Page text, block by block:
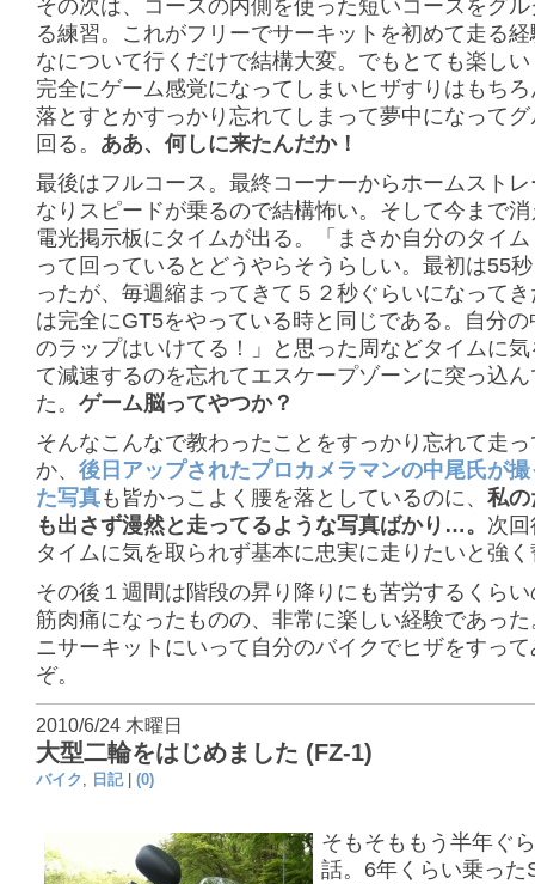
その次は、コースの内側を使った短いコースをグ
る練習。これがフリーでサーキットを初めて走る
なについて行くだけで結構大変。でもとても楽し
完全にゲーム感覚になってしまいヒザすりはもち
落とすとかすっかり忘れてしまって夢中になって
回る。 ああ、何しに来たんだか！
最後はフルコース。最終コーナーからホームスト
なりスピードが乗るので結構怖い。そして今まで
電光掲示板にタイムが出る。「まさか自分のタイ
って回っているとどうやらそうらしい。最初は55
ったが、毎週縮まってきて５２秒ぐらいになって
は完全にGT5をやっている時と同じである。自分の
のラップはいけてる！」と思った周などタイムに
て減速するのを忘れてエスケープゾーンに突っ込
た。 ゲーム脳ってやつか？
そんなこんなで教わったことをすっかり忘れて走
か、 後日アップされたプロカメラマンの中尾氏が
た写真も皆かっこよく腰を落としているのに、 私の
も出さず漫然と走ってるような写真ばかり…。 次
タイムに気を取られず基本に忠実に走りたいと強
その後１週間は階段の昇り降りにも苦労するくら
筋肉痛になったものの、非常に楽しい経験であっ
ニサーキットにいって自分のバイクでヒザをすっ
ぞ。
2010/6/24 木曜日
大型二輪をはじめました (FZ-1)
バイク , 日記| (0)
そもそももう半年ぐ
話。6年くらい乗った